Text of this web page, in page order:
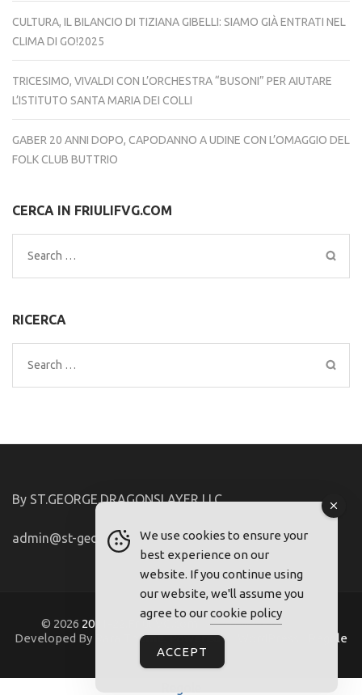
CULTURA, IL BILANCIO DI TIZIANA GIBELLI: SIAMO GIÀ ENTRATI NEL
CLIMA DI GO!2025
TRICESIMO, VIVALDI CON L’ORCHESTRA “BUSONI” PER AIUTARE
L’ISTITUTO SANTA MARIA DEI COLLI
GABER 20 ANNI DOPO, CAPODANNO A UDINE CON L’OMAGGIO DEL
FOLK CLUB BUTTRIO
CERCA IN FRIULIFVG.COM
Search
for:
RICERCA
Search
for:
By ST.GEORGE.DRAGONSLAYER LLC
admin@st-george-dragonslayer.com
© 2026 2021-22.FriuliVG.com
. Metro Magazine Pro |
Developed By
Rara Theme. Powered by Regole
We use cookies to ensure your
best experience on our
website. If you continue using
our website, we'll assume you
agree to ourcookie policy
ACCEPT